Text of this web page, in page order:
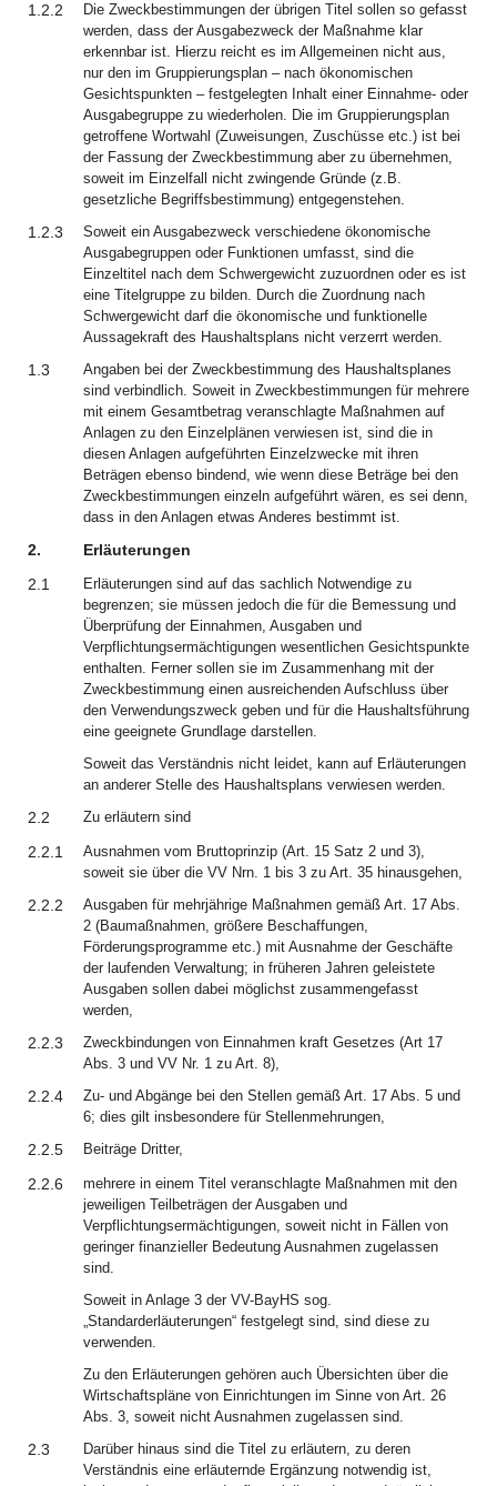
1.2.2
Die Zweckbestimmungen der übrigen Titel sollen so gefasst
werden, dass der Ausgabezweck der Maßnahme klar
erkennbar ist. Hierzu reicht es im Allgemeinen nicht aus,
nur den im Gruppierungsplan – nach ökonomischen
Gesichtspunkten – festgelegten Inhalt einer Einnahme- oder
Ausgabegruppe zu wiederholen. Die im Gruppierungsplan
getroffene Wortwahl (Zuweisungen, Zuschüsse etc.) ist bei
der Fassung der Zweckbestimmung aber zu übernehmen,
soweit im Einzelfall nicht zwingende Gründe (z.B.
gesetzliche Begriffsbestimmung) entgegenstehen.
1.2.3
Soweit ein Ausgabezweck verschiedene ökonomische
Ausgabegruppen oder Funktionen umfasst, sind die
Einzeltitel nach dem Schwergewicht zuzuordnen oder es ist
eine Titelgruppe zu bilden. Durch die Zuordnung nach
Schwergewicht darf die ökonomische und funktionelle
Aussagekraft des Haushaltsplans nicht verzerrt werden.
1.3
Angaben bei der Zweckbestimmung des Haushaltsplanes
sind verbindlich. Soweit in Zweckbestimmungen für mehrere
mit einem Gesamtbetrag veranschlagte Maßnahmen auf
Anlagen zu den Einzelplänen verwiesen ist, sind die in
diesen Anlagen aufgeführten Einzelzwecke mit ihren
Beträgen ebenso bindend, wie wenn diese Beträge bei den
Zweckbestimmungen einzeln aufgeführt wären, es sei denn,
dass in den Anlagen etwas Anderes bestimmt ist.
2.
Erläuterungen
2.1
Erläuterungen sind auf das sachlich Notwendige zu
begrenzen; sie müssen jedoch die für die Bemessung und
Überprüfung der Einnahmen, Ausgaben und
Verpflichtungsermächtigungen wesentlichen Gesichtspunkte
enthalten. Ferner sollen sie im Zusammenhang mit der
Zweckbestimmung einen ausreichenden Aufschluss über
den Verwendungszweck geben und für die Haushaltsführung
eine geeignete Grundlage darstellen.
Soweit das Verständnis nicht leidet, kann auf Erläuterungen
an anderer Stelle des Haushaltsplans verwiesen werden.
2.2 Zu erläutern sind
2.2.1
Ausnahmen vom Bruttoprinzip (Art. 15 Satz 2 und 3),
soweit sie über die VV Nrn. 1 bis 3 zu Art. 35 hinausgehen,
2.2.2
Ausgaben für mehrjährige Maßnahmen gemäß Art. 17 Abs.
2 (Baumaßnahmen, größere Beschaffungen,
Förderungsprogramme etc.) mit Ausnahme der Geschäfte
der laufenden Verwaltung; in früheren Jahren geleistete
Ausgaben sollen dabei möglichst zusammengefasst
werden,
2.2.3
Zweckbindungen von Einnahmen kraft Gesetzes (Art 17
Abs. 3 und VV Nr. 1 zu Art. 8),
2.2.4
Zu- und Abgänge bei den Stellen gemäß Art. 17 Abs. 5 und
6; dies gilt insbesondere für Stellenmehrungen,
2.2.5 Beiträge Dritter,
2.2.6
mehrere in einem Titel veranschlagte Maßnahmen mit den
jeweiligen Teilbeträgen der Ausgaben und
Verpflichtungsermächtigungen, soweit nicht in Fällen von
geringer finanzieller Bedeutung Ausnahmen zugelassen
sind.
Soweit in Anlage 3 der VV-BayHS sog.
„Standarderläuterungen“ festgelegt sind, sind diese zu
verwenden.
Zu den Erläuterungen gehören auch Übersichten über die
Wirtschaftspläne von Einrichtungen im Sinne von Art. 26
Abs. 3, soweit nicht Ausnahmen zugelassen sind.
2.3
Darüber hinaus sind die Titel zu erläutern, zu deren
Verständnis eine erläuternde Ergänzung notwendig ist,